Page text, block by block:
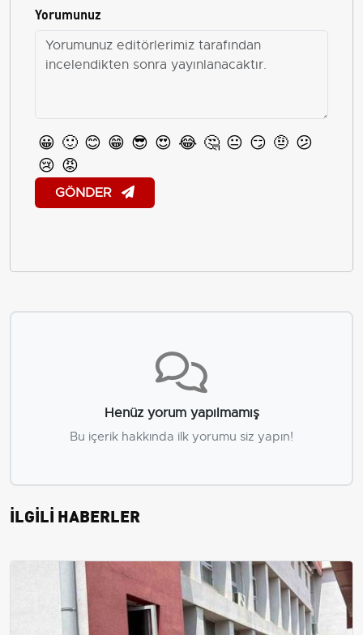
Yorumunuz
😀 🙂 😊 😁 😎 😍 😂 🤔 😐 😏 🤨 😕
😢 😡
GÖNDER
Henüz yorum yapılmamış
Bu içerik hakkında ilk yorumu siz yapın!
İLGİLİ HABERLER